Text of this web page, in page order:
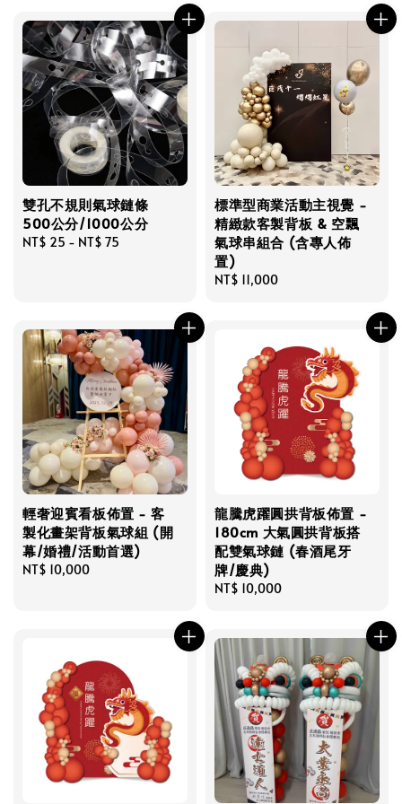
雙孔不規則氣球鏈條
500公分/1000公分
Regular
NT$ 25 - NT$ 75
標準型商業活動主視覺 -
精緻款客製背板 & 空飄
氣球串組合 (含專人佈
置)
Regular
NT$ 11,000
輕奢迎賓看板佈置 - 客
製化畫架背板氣球組 (開
幕/婚禮/活動首選)
Regular
NT$ 10,000
龍騰虎躍圓拱背板佈置 -
180cm 大氣圓拱背板搭
配雙氣球鏈 (春酒尾牙
牌/慶典)
Regular
NT$ 10,000